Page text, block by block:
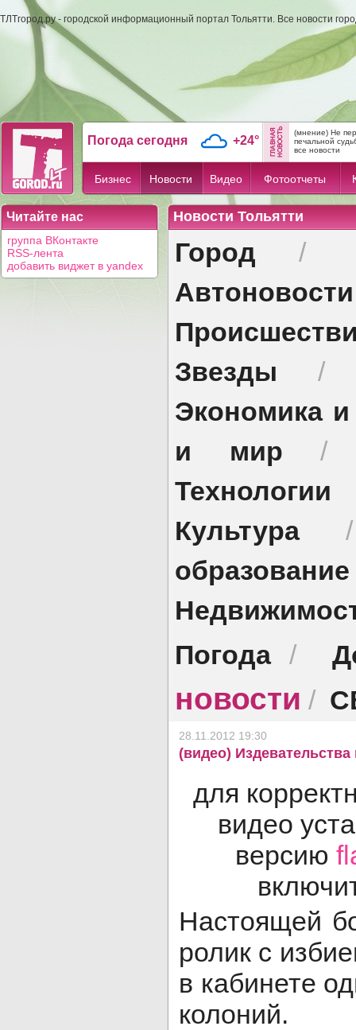
ТЛТгород.ру - городской информационный портал Тольятти. Все новости
Погода сегодня +24°
(мнение) Не
печальной
все новости
Бизнес Новости Видео Фотоотчеты
Читайте нас
группа ВКонтакте
RSS-лента
добавить виджет в yandex
Новости Тольятти
Город /
Автоновости
Звезды
Экономика
и мир
Технологии
Культура
образование
Погода/
новости /
28.11.2012 19:30
(видео)
для
видео
версию
Настоящей
ролик с
в кабинете
колоний.